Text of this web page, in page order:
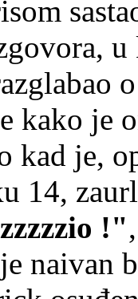
kako je
kad je,
14,
!"
naivan